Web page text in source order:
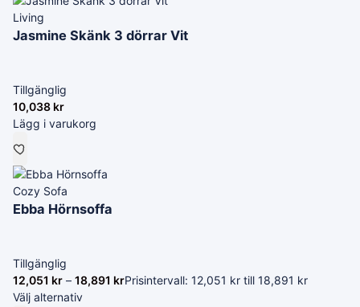
Living
Jasmine Skänk 3 dörrar Vit
Tillgänglig
10,038 kr
Lägg i varukorg
Cozy Sofa
Ebba Hörnsoffa
Tillgänglig
12,051 kr – 18,891 krPrisintervall: 12,051 kr till 18,891 kr
Välj alternativ